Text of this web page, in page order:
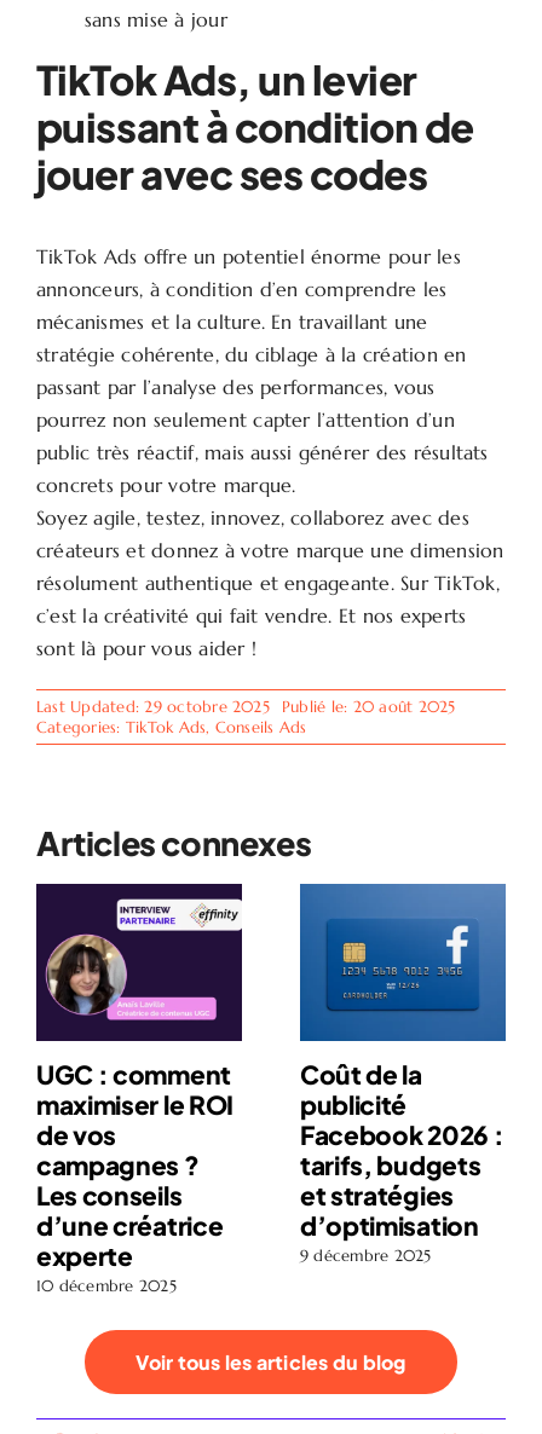
sans mise à jour
TikTok Ads, un levier
puissant à condition de
jouer avec ses codes
TikTok Ads offre un potentiel énorme pour les
annonceurs, à condition d’en comprendre les
mécanismes et la culture. En travaillant une
stratégie cohérente, du ciblage à la création en
passant par l’analyse des performances, vous
pourrez non seulement capter l’attention d’un
public très réactif, mais aussi générer des résultats
concrets pour votre marque.
Soyez agile, testez, innovez, collaborez avec des
créateurs et donnez à votre marque une dimension
résolument authentique et engageante. Sur TikTok,
c’est la créativité qui fait vendre. Et nos experts
sont là pour vous aider !
Last Updated: 29 octobre 2025
Publié le: 20 août 2025
Categories: TikTok Ads, Conseils Ads
Articles connexes
UGC : comment
maximiser le ROI
de vos
campagnes ?
Les conseils
d’une créatrice
experte
10 décembre 2025
Coût de la
publicité
Facebook 2026 :
tarifs, budgets
et stratégies
d’optimisation
9 décembre 2025
Voir tous les articles du blog